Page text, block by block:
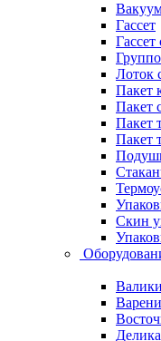
Гассет
Лоток
Пакет
Пакет
Пакет
Пакет
Скин